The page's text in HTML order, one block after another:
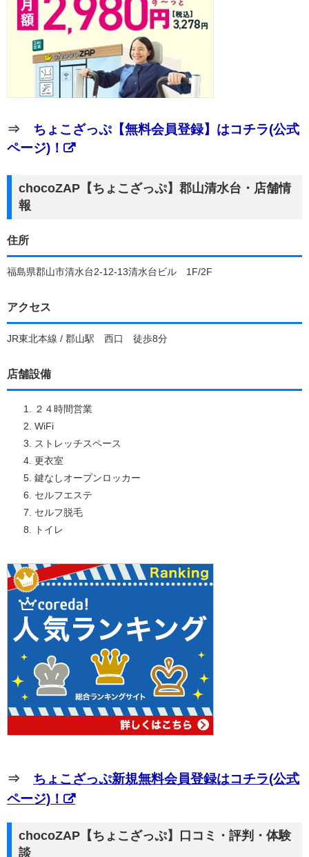
⇒ ちょこざっぷ【無料会員登録】はコチラ(公式
ページ)！
chocoZAP【ちょこざっぷ】郡山清水台・店舗情
報
住所
福島県郡山市清水台2-12-13清水台ビル 1F/2F
アクセス
JR東北本線 / 郡山駅 西口 徒歩8分
店舗設備
２４時間営業
WiFi
ストレッチスペース
更衣室
鍵なしオープンロッカー
セルフエステ
セルフ脱毛
トイレ
⇒ ちょこざっぷ新規無料会員登録はコチラ(公式
ページ)！
chocoZAP【ちょこざっぷ】口コミ・評判・体験
談